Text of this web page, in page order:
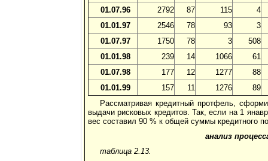
01.07.96
2792 87 115
4
01.01.97
2546 78 93
3
01.07.97
1750 78 3
508
01.01.98
239 14 1066
61
01.07.98
177 12 1277
88
01.01.99
157 11 1276
89
Рассматривая кредитный протфель,
выдачи рисковых кредитов. Так, если на 1
вес составил 90 % к общей суммы кредитного
анализ
таблица 2.13.